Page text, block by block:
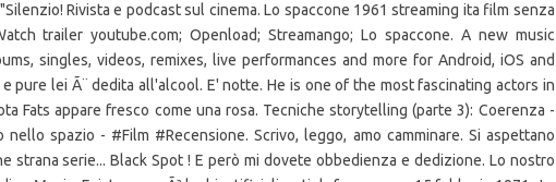
Rivista e podcast sul cinema. Lo spaccone 1961 streaming ita film senza
trailer youtube.com; Openload; Streamango; Lo spaccone. A new music
singles, videos, remixes, live performances and more for Android, iOS and
e pure lei Ã¨ dedita all'alcool. E' notte. He is one of the most fascinating actors in
Fats appare fresco come una rosa. Tecniche storytelling (parte 3): Coerenza -
nello spazio - #Film #Recensione. Scrivo, leggo, amo camminare. Si aspettano
strana serie... Black Spot ! E però mi dovete obbedienza e dedizione. Lo nostro